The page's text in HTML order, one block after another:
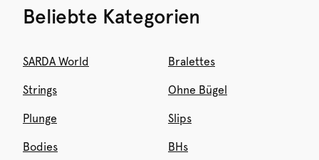
Beliebte Kategorien
SARDA World Bralettes
Strings Ohne Bügel
Plunge Slips
Bodies BHs